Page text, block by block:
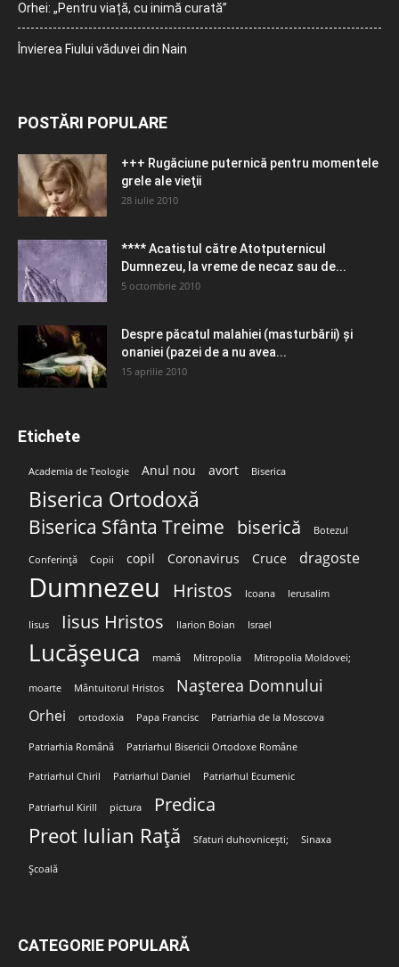
Orhei: „Pentru viață, cu inimă curată”
Învierea Fiului văduvei din Nain
POSTĂRI POPULARE
+++ Rugăciune puternică pentru momentele
grele ale vieţii
28 iulie 2010
**** Acatistul către Atotputernicul
Dumnezeu, la vreme de necaz sau de...
5 octombrie 2010
Despre păcatul malahiei (masturbării) şi
onaniei (pazei de a nu avea...
15 aprilie 2010
Etichete
Academia de Teologie Anul nou avort Biserica
Biserica Ortodoxă
Biserica Sfânta Treime biserică Botezul
Conferință Copii copil Coronavirus Cruce dragoste
Dumnezeu Hristos Icoana Ierusalim
Iisus Iisus Hristos Ilarion Boian Israel
Lucășeuca mamă Mitropolia Mitropolia Moldovei;
moarte Mântuitorul Hristos Nașterea Domnului
Orhei ortodoxia Papa Francisc Patriarhia de la Moscova
Patriarhia Română Patriarhul Bisericii Ortodoxe Române
Patriarhul Chiril Patriarhul Daniel Patriarhul Ecumenic
Patriarhul Kirill pictura Predica
Preot Iulian Rață Sfaturi duhovnicești; Sinaxa
Școală
CATEGORIE POPULARĂ